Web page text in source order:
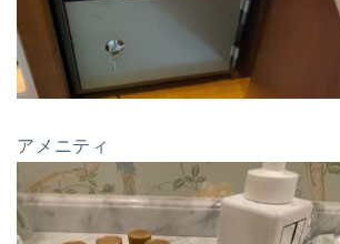
アメニティ